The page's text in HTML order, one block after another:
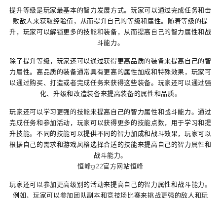
提升等级是玩家最基本的智力发展方式。玩家可以通过完成任务和击
败敌人来获取经验值，从而提升自己的等级和属性。随着等级的提
升，玩家可以解锁更多的技能和装备，从而提高自己的智力属性和战
斗能力。
除了提升等级，玩家还可以通过获得更高品质的装备来提高自己的智
力属性。高品质的装备通常具有更高的属性加成和特殊效果，玩家可
以通过购买、打造或者完成任务来获得这些装备。玩家还可以通过强
化、升级和改造装备来提高装备的属性和品质。
玩家还可以学习更强的技能来提高自己的智力属性和战斗能力。通过
完成任务和参加活动，玩家可以获得更多的技能点数，用于学习和提
升技能。不同的技能可以提供不同的智力加成和战斗效果，玩家可以
根据自己的需求和游戏风格选择合适的技能来提高自己的智力属性和
战斗能力。
恒峰g22官方网站恒峰
玩家还可以参加更高级别的活动来提高自己的智力属性和战斗能力。
例如，玩家可以参加团队副本和竞技场比赛来挑战更强的敌人和玩